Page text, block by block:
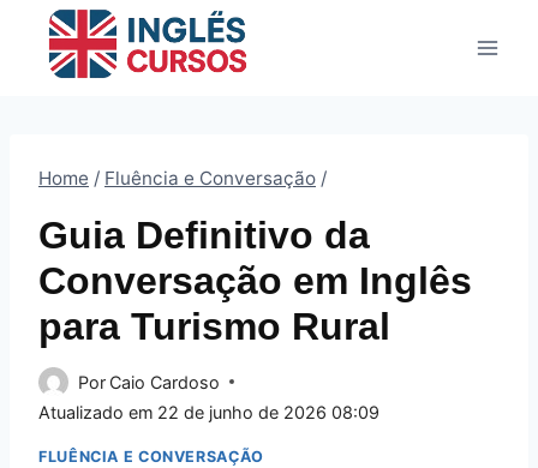
Home / Fluência e Conversação /
Guia Definitivo da
Conversação em Inglês
para Turismo Rural
PorCaio Cardoso
Atualizado em 22 de junho de 2026 08:09
FLUÊNCIA E CONVERSAÇÃO